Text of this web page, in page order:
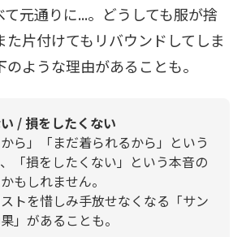
元通りに...。どうしても服が捨
た片付けてもリバウンドしてしま
ような理由があることも。
/ 損をしたくない
から」「まだ着られるから」という
「損をしたくない」という本音の
もしれません。
トを惜しみ手放せなくなる「サン
」があることも。